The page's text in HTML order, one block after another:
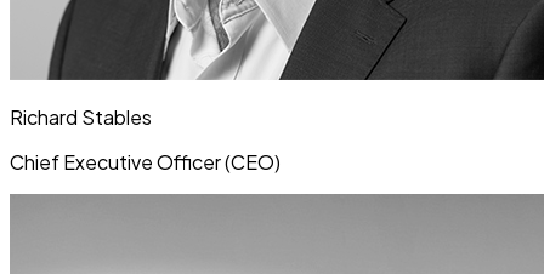
Richard Stables
Chief Executive Officer (CEO)